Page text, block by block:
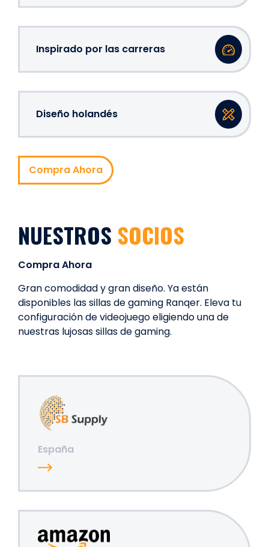
Inspirado por las carreras
Diseño holandés
Compra Ahora
NUESTROS SOCIOS
Compra Ahora
Gran comodidad y gran diseño. Ya están
disponibles las sillas de gaming Ranqer. Eleva tu
configuración de videojuego eligiendo una de
nuestras lujosas sillas de gaming.
España